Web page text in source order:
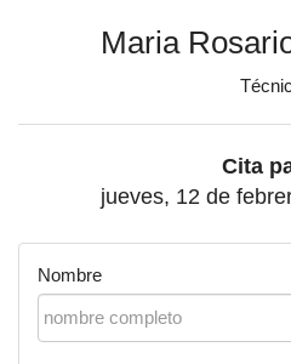
Maria
Cita
jueves, 12 de
Nombre